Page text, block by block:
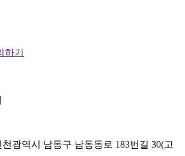
기
광역시 남동구 남동동로 183번길 30(고